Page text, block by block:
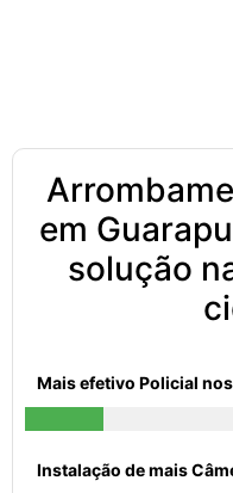
em
solução
Mais efetivo Policial
Instalação de mais